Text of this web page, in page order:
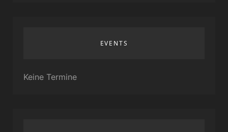
EVENTS
Keine Termine